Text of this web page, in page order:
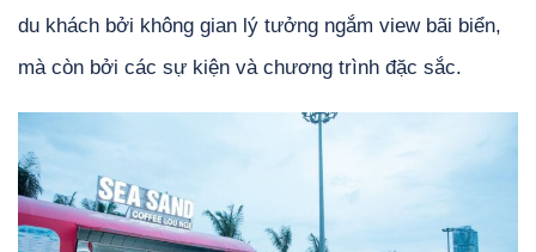
du khách bởi không gian lý tưởng ngắm view bãi biển,
mà còn bởi các sự kiện và chương trình đặc sắc.